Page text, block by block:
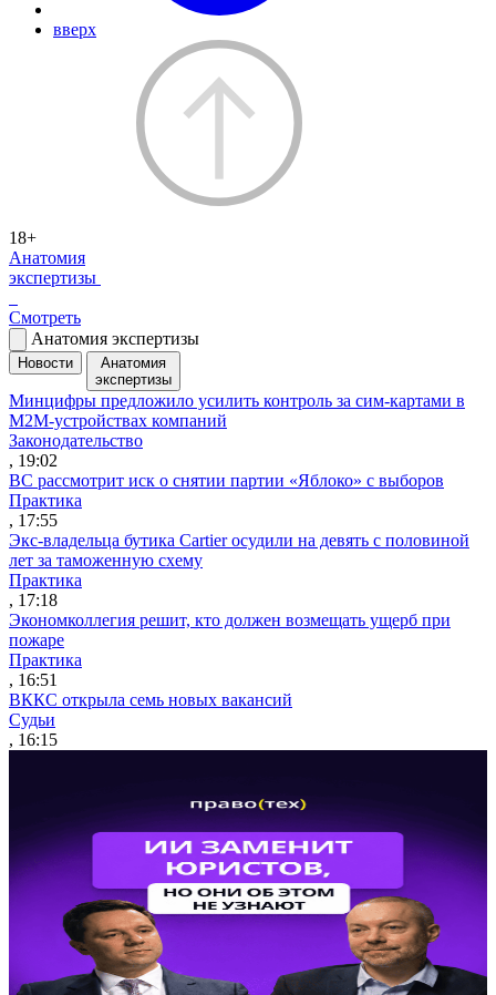
вверх
18+
Анатомия
экспертизы
Смотреть
Анатомия экспертизы
Новости
Анатомия
экспертизы
Минцифры предложило усилить контроль за сим-картами в
M2M-устройствах компаний
Законодательство
, 19:02
ВС рассмотрит иск о снятии партии «Яблоко» с выборов
Практика
, 17:55
Экс-владельца бутика Cartier осудили на девять с половиной
лет за таможенную схему
Практика
, 17:18
Экономколлегия решит, кто должен возмещать ущерб при
пожаре
Практика
, 16:51
ВККС открыла семь новых вакансий
Судьи
, 16:15